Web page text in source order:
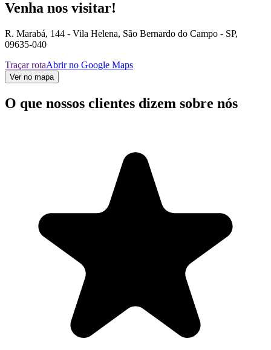
Venha nos visitar!
R. Marabá, 144 - Vila Helena, São Bernardo do Campo - SP,
09635-040
Traçar rotaAbrir no Google Maps
Ver no mapa
O que nossos clientes dizem sobre nós